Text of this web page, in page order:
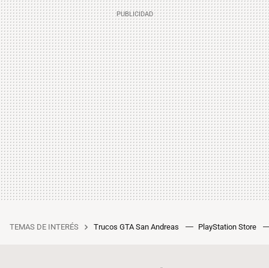
TEMAS DE INTERÉS Trucos GTA San Andreas PlayStation Store